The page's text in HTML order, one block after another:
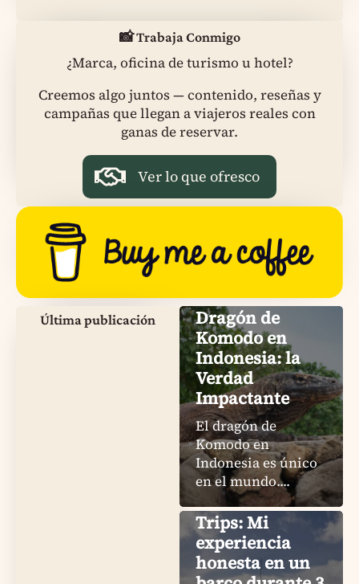
📸 Trabaja Conmigo
¿Marca, oficina de turismo u hotel?
Creemos algo juntos — contenido, reseñas y
campañas que llegan a viajeros reales con
ganas de reservar.
Ver lo que ofresco
Última publicación
Dragón de
Komodo en
Indonesia: la
Verdad
Impactante
El dragón de
Komodo en
Indonesia es único
en el mundo....
Komodo Island
Trips: Mi
experiencia
honesta en un